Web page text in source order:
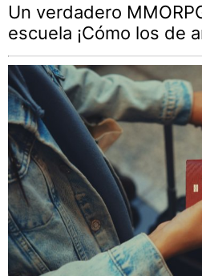
Un verdadero
escuela ¡Cómo los de